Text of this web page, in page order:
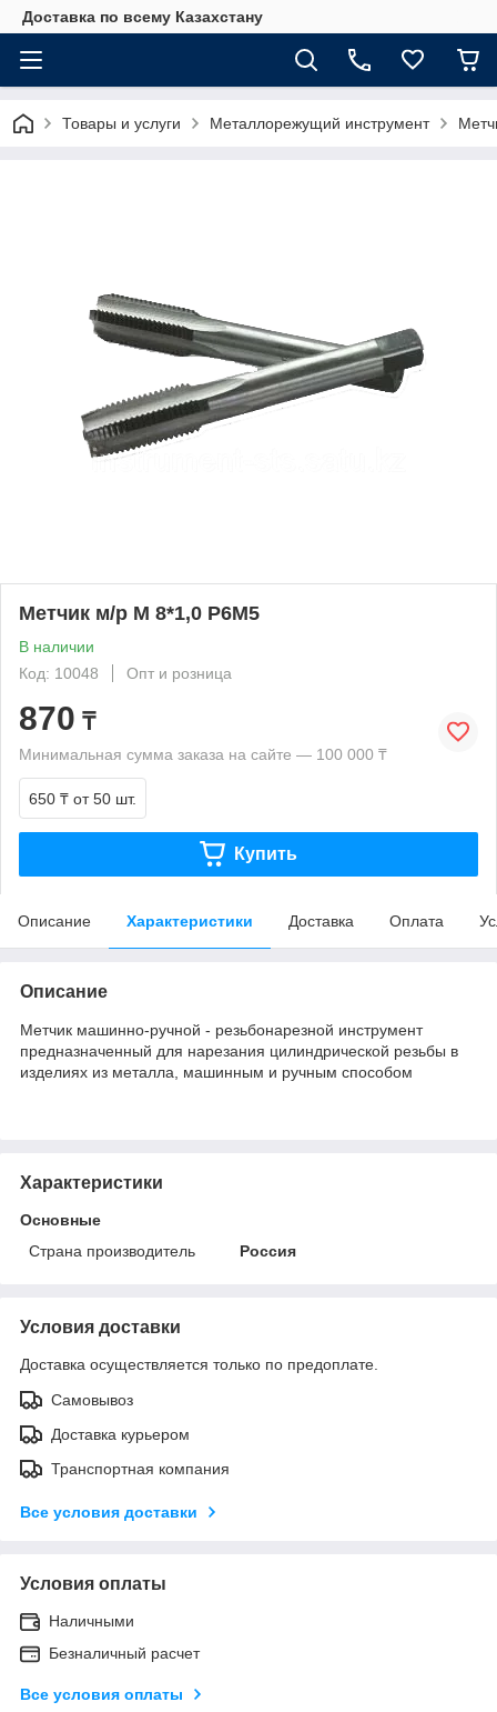
Доставка по всему Казахстану
Товары и услуги Металлорежущий инструмент
Метчик м/р М 8*1,0 Р6М5
В наличии
Код: 10048
Опт и розница
870 ₸
Минимальная сумма заказа на сайте — 100 000 ₸
650 ₸ от 50 шт.
Купить
Описание Характеристики Доставка Оплата
Описание
Метчик машинно-ручной - резьбонарезной инструмент
предназначенный для нарезания цилиндрической резьбы в
изделиях из металла, машинным и ручным способом
Характеристики
Основные
Страна производитель
Россия
Условия доставки
Доставка осуществляется только по предоплате.
Самовывоз
Доставка курьером
Транспортная компания
Все условия доставки
Условия оплаты
Наличными
Безналичный расчет
Все условия оплаты